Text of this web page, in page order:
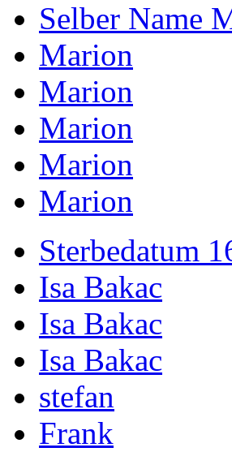
Selber Name
Marion
Marion
Marion
Marion
Marion
Sterbedatum
Isa Bakac
Isa Bakac
Isa Bakac
stefan
Frank